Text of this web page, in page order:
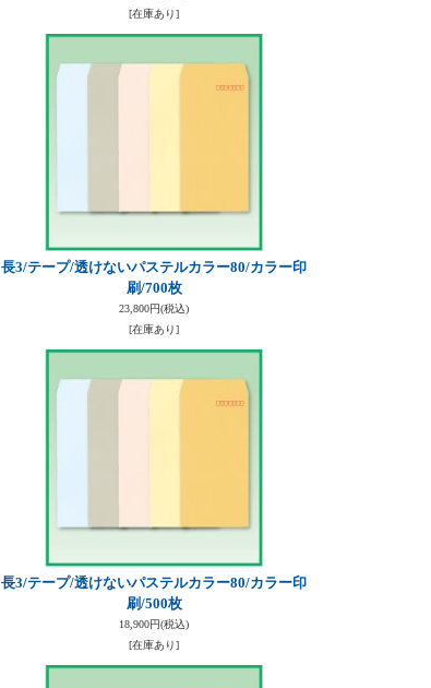
[在庫あり]
長3/テープ/透けないパステルカラー80/カラー印
刷/700枚
23,800円(税込)
[在庫あり]
長3/テープ/透けないパステルカラー80/カラー印
刷/500枚
18,900円(税込)
[在庫あり]